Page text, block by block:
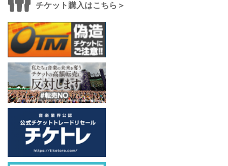
チケット購入はこちら＞